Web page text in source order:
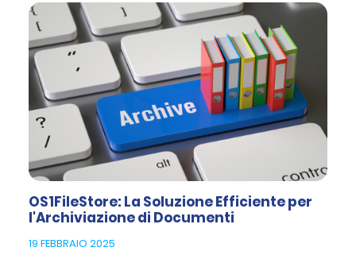
OS1FileStore: La Soluzione Efficiente per
l'Archiviazione di Documenti
19 FEBBRAIO 2025